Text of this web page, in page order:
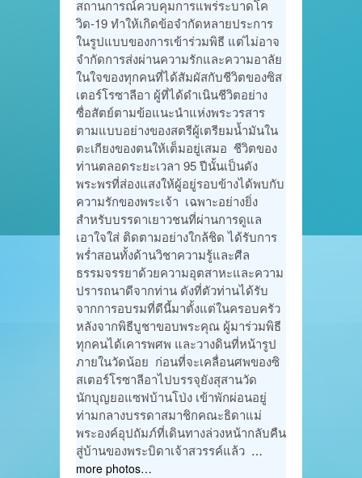
สถานการณ์ควบคุมการแพร่ระบาดโค
วิด-19 ทำให้เกิดข้อจำกัดหลายประการ
ในรูปแบบของการเข้าร่วมพิธี แต่ไม่อาจ
จำกัดการส่งผ่านความรักและความอาลัย
ในใจของทุกคนที่ได้สัมผัสกับชีวิตของซิส
เตอร์โรซาลีอา ผู้ที่ได้ดำเนินชีวิตอย่าง
ซื่อสัตย์ตามข้อแนะนำแห่งพระวรสาร
ตามแบบอย่างของสตรีผู้เตรียมน้ำมันใน
ตะเกียงของตนให้เต็มอยู่เสมอ ชีวิตของ
ท่านตลอดระยะเวลา 95 ปีนั้นเป็นดัง
พระพรที่ส่องแสงให้ผู้อยู่รอบข้างได้พบกับ
ความรักของพระเจ้า เฉพาะอย่างยิ่ง
สำหรับบรรดาเยาวชนที่ผ่านการดูแล
เอาใจใส่ ติดตามอย่างใกล้ชิด ได้รับการ
พร่ำสอนทั้งด้านวิชาความรู้และศีล
ธรรมจรรยาด้วยความอุตสาหะและความ
ปรารถนาดีจากท่าน ดังที่ตัวท่านได้รับ
จากการอบรมที่ดีนี้มาตั้งแต่ในครอบครัว
หลังจากพิธีบูชาขอบพระคุณ ผู้มาร่วมพิธี
ทุกคนได้เคารพศพ และวางดินที่หน้ารูป
ภายในวัดน้อย ก่อนที่จะเคลื่อนศพของซิ
สเตอร์โรซาลีอาไปบรรจุยังสุสานวัด
นักบุญยอแซฟบ้านโป่ง เข้าพักผ่อนอยู่
ท่ามกลางบรรดาสมาชิกคณะธิดาแม่
พระองค์อุปถัมภ์ที่เดินทางล่วงหน้ากลับคืน
สู่บ้านของพระบิดาเจ้าสวรรค์แล้ว …
more photos…